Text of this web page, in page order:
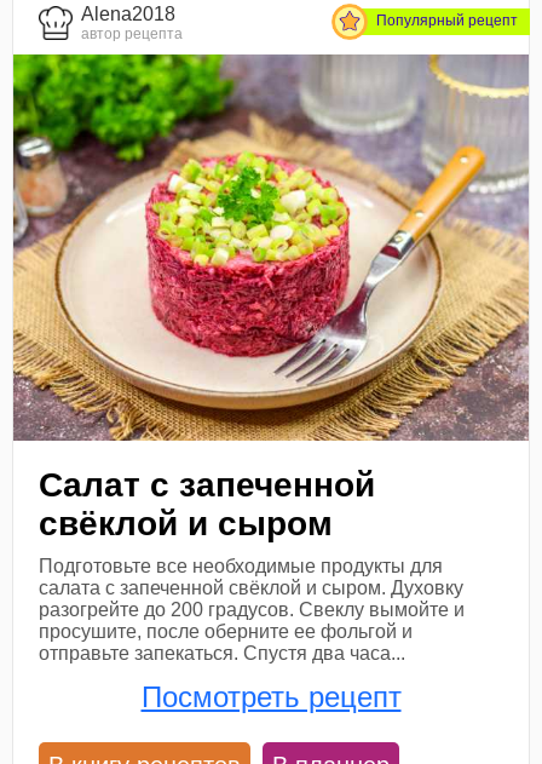
Alena2018
автор рецепта
Популярный рецепт
Салат с запеченной
свёклой и сыром
Подготовьте все необходимые продукты для
салата с запеченной свёклой и сыром. Духовку
разогрейте до 200 градусов. Свеклу вымойте и
просушите, после оберните ее фольгой и
отправьте запекаться. Спустя два часа...
Посмотреть рецепт